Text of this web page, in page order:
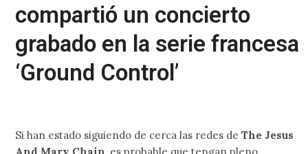
compartió un concierto
grabado en la serie francesa
‘Ground Control’
Si han estado siguiendo de cerca las redes deThe Jesus
And Mary Chain, es probable que tengan pleno